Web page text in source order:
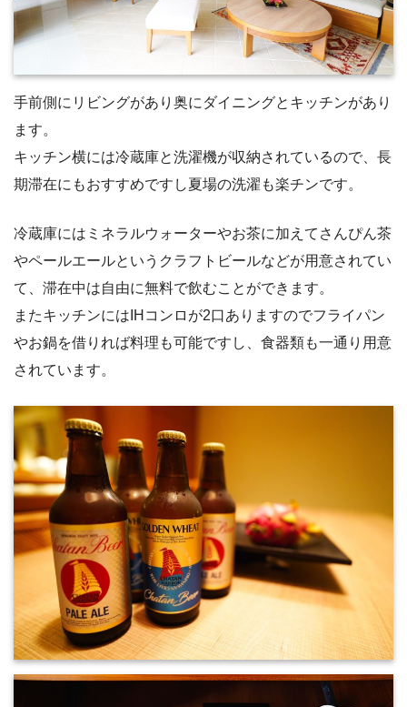
手前側にリビングがあり奥にダイニングとキッチンがあり
ます。
キッチン横には冷蔵庫と洗濯機が収納されているので、長
期滞在にもおすすめですし夏場の洗濯も楽チンです。
冷蔵庫にはミネラルウォーターやお茶に加えてさんぴん茶
やペールエールというクラフトビールなどが用意されてい
て、滞在中は自由に無料で飲むことができます。
またキッチンにはIHコンロが2口ありますのでフライパン
やお鍋を借りれば料理も可能ですし、食器類も一通り用意
されています。